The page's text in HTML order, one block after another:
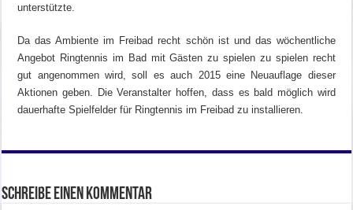
unterstützte.
Da das Ambiente im Freibad recht schön ist und das wöchentliche
Angebot Ringtennis im Bad mit Gästen zu spielen zu spielen recht
gut angenommen wird, soll es auch 2015 eine Neuauflage dieser
Aktionen geben. Die Veranstalter hoffen, dass es bald möglich wird
dauerhafte Spielfelder für Ringtennis im Freibad zu installieren.
Schreibe einen Kommentar